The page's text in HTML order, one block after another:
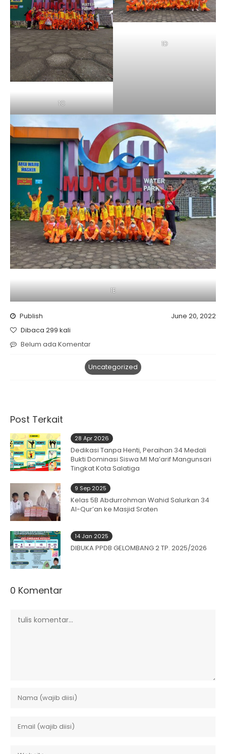
1C
1D
1E
Publish
June 20, 2022
Dibaca 299 kali
Belum ada Komentar
Uncategorized
Post Terkait
28 Apr 2026
Dedikasi Tanpa Henti, Peraihan 34 Medali
Bukti Dominasi Siswa MI Ma’arif Mangunsari
Tingkat Kota Salatiga
9 Sep 2025
Kelas 5B Abdurrohman Wahid Salurkan 34
Al-Qur’an ke Masjid Sraten
14 Jan 2025
DIBUKA PPDB GELOMBANG 2 TP. 2025/2026
0 Komentar